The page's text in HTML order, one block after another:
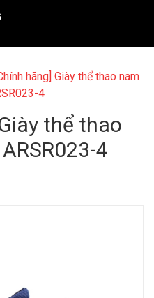
hãng] Giày thể thao nam
4
thể thao
4